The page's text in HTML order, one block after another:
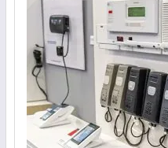
კომპონენტს, რომელიც
ავტოტრანსპორტისა და
მხოლოდ ნებადართულ
ფართოდ გამოიყენება
სასწავლო
კომპლექსებში, ნებისმიერ
მნიშვნელოვანია
უსაფრთხოება.